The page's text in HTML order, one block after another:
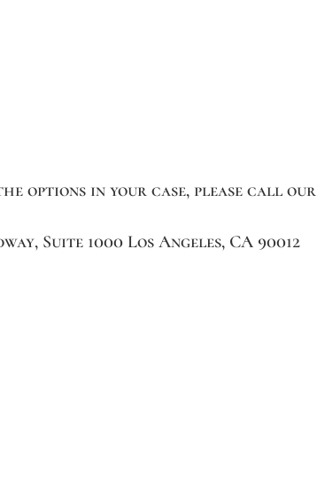
options in your case, please call our
Suite 1000 Los Angeles, CA 90012